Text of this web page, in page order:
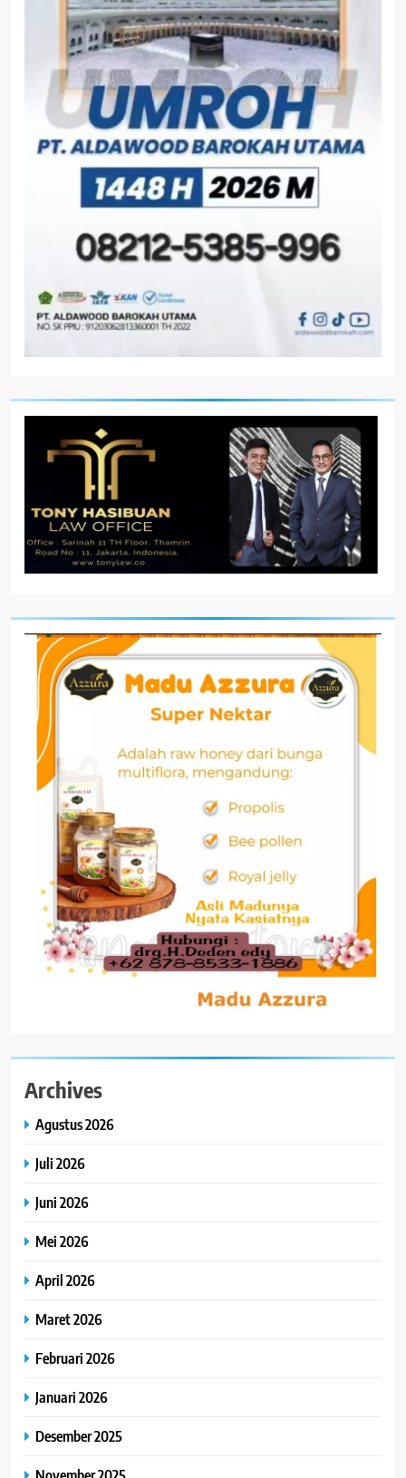
Archives
Agustus 2026
Juli 2026
Juni 2026
Mei 2026
April 2026
Maret 2026
Februari 2026
Januari 2026
Desember 2025